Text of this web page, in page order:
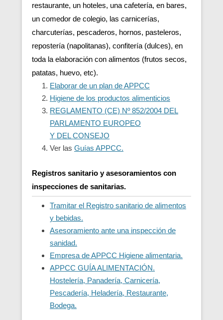
restaurante, un hoteles, una cafetería, en bares,
un comedor de colegio, las carnicerías,
charcuterías, pescaderos, hornos, pasteleros,
repostería (napolitanas), confitería (dulces), en
toda la elaboración con alimentos (frutos secos,
patatas, huevo, etc).
Elaborar de un plan de APPCC
Higiene de los productos alimenticios
REGLAMENTO (CE) Nº 852/2004 DEL
PARLAMENTO EUROPEO
Y DEL CONSEJO
Ver las Guías APPCC.
Registros sanitario y asesoramientos con
inspecciones de sanitarias.
Tramitar el Registro sanitario de alimentos
y bebidas.
Asesoramiento ante una inspección de
sanidad.
Empresa de APPCC Higiene alimentaria.
APPCC GUÍA ALIMENTACIÓN.
Hostelería, Panadería, Carnicería,
Pescadería, Heladería, Restaurante,
Bodega.